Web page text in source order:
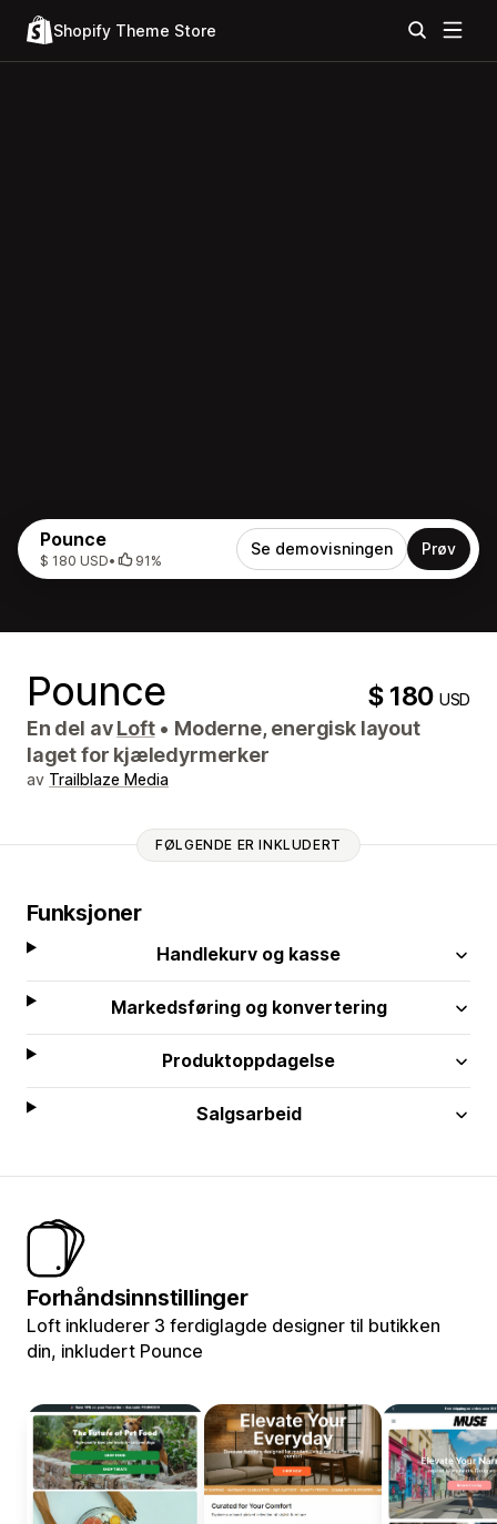
Shopify Theme Store
Pounce
$ 180 USD• 91%
Se demovisningen Prøv
Pounce $ 180USD
En del avLoft • Moderne, energisk layout
laget for kjæledyrmerker
av Trailblaze Media
FØLGENDE ER INKLUDERT
Funksjoner
Handlekurv og kasse
Markedsføring og konvertering
Produktoppdagelse
Salgsarbeid
Forhåndsinnstillinger
Loft inkluderer 3 ferdiglagde designer til butikken
din, inkludert Pounce